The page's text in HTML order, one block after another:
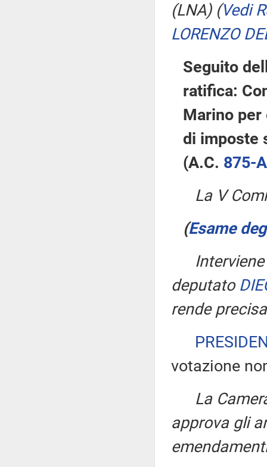
(LNA) (Vedi
LORENZO
Seguito
ratifica:
Marino
di imposte
(A.C. 875-A
La V
(Esame
deputato
rende
votazione
La
approva gli